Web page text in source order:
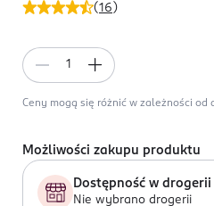
(16 )
Ceny mogą się różnić w zależności od
Możliwości zakupu produktu
Dostępność w drogerii
Nie wybrano drogerii